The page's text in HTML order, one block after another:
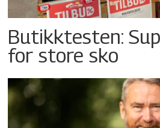
Butikktesten:
for store sko